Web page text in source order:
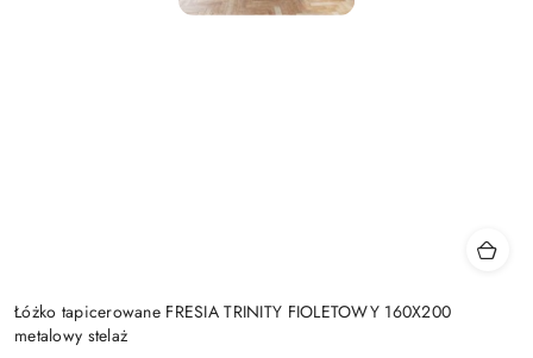
Łóżko tapicerowane FRESIA TRINITY FIOLETOWY 160X200
metalowy stelaż